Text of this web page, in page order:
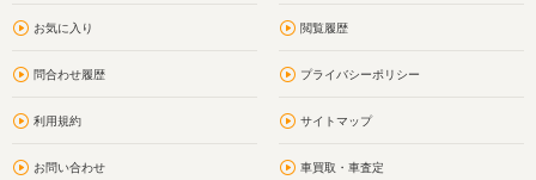
お気に入り 閲覧履歴
問合わせ履歴 プライバシーポリシー
利用規約 サイトマップ
お問い合わせ 車買取・車査定